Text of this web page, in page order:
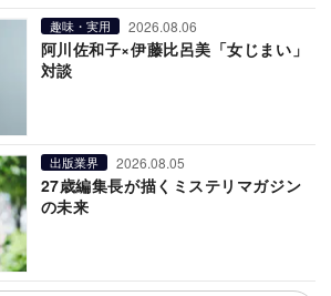
趣味・実用 2026.08.06
阿川佐和子×伊藤比呂美「女じまい」
対談
出版業界 2026.08.05
27歳編集長が描くミステリマガジン
の未来